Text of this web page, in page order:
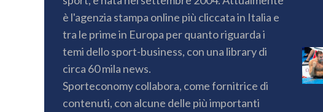
è l'agenzia stampa online più cliccata in Italia e
tra le prime in Europa per quanto riguarda i
temi dello sport-business, con una library di
circa 60 mila news.
Sporteconomy collabora, come fornitrice di
contenuti, con alcune delle più importanti